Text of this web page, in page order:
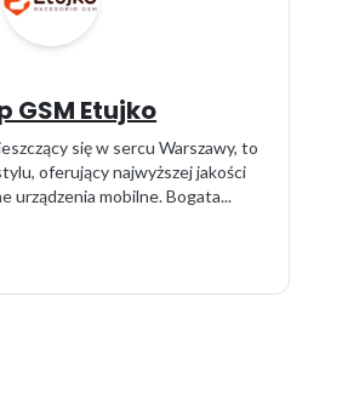
GSM Etujko
się w sercu Warszawy, to
oferujący najwyższej jakości
urządzenia mobilne. Bogata...